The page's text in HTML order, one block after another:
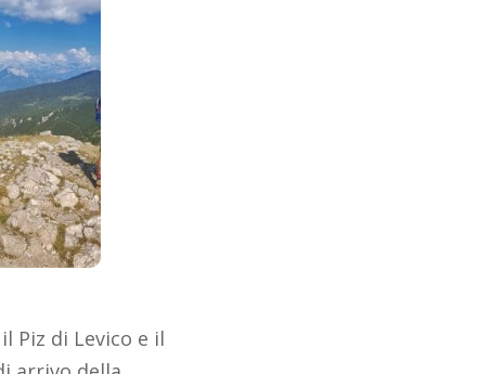
Piz di Levico e il